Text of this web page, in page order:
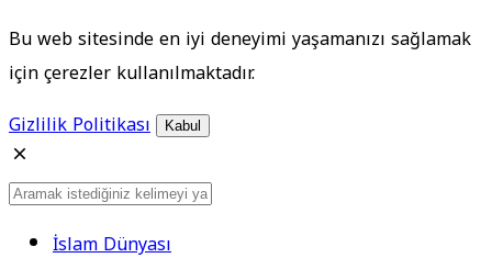
Bu web sitesinde en iyi deneyimi yaşamanızı sağlamak
için çerezler kullanılmaktadır.
Gizlilik Politikası
Kabul
İslam Dünyası